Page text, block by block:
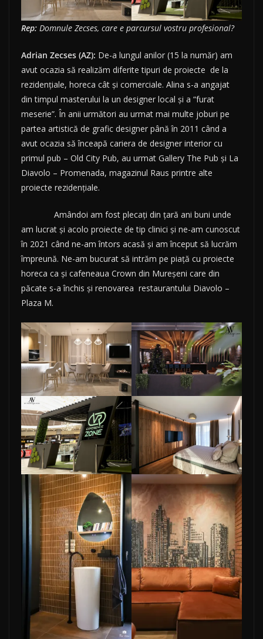
Rep: Domnule Zecses, care e parcursul vostru profesional?
Adrian Zecses (AZ): De-a lungul anilor (15 la număr) am
avut ocazia să realizăm diferite tipuri de proiecte de la
rezidențiale, horeca cât și comerciale. Alina s-a angajat
din timpul masterului la un designer local și a “furat
meserie”. În anii următori au urmat mai multe joburi pe
partea artistică de grafic designer până în 2011 când a
avut ocazia să înceapă cariera de designer interior cu
primul pub – Old City Pub, au urmat Gallery The Pub și La
Diavolo – Promenada, magazinul Raus printre alte
proiecte rezidențiale.
Amândoi am fost plecați din țară ani buni unde
am lucrat și acolo proiecte de tip clinici și ne-am cunoscut
în 2021 când ne-am întors acasă și am început să lucrăm
împreună. Ne-am bucurat să intrăm pe piață cu proiecte
horeca ca și cafeneaua Crown din Mureșeni care din
păcate s-a închis și renovarea restaurantului Diavolo –
Plaza M.